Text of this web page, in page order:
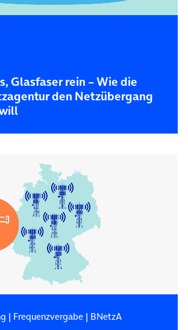
Glasfaser rein – Wie die
den Netzübergang
| Frequenzvergabe| BNetzA